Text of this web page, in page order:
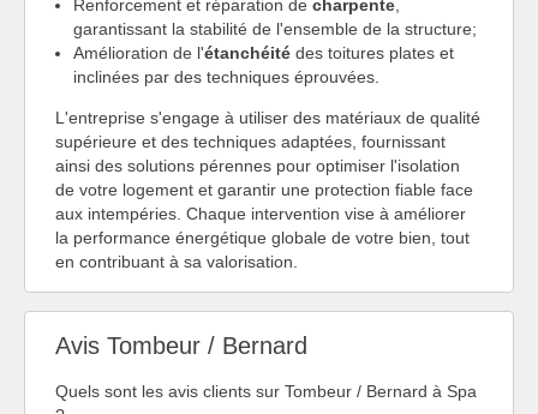
Renforcement et réparation de charpente
garantissant la stabilité de l'ensemble de la structure;
Amélioration de l'étanchéité des toitures plates et
inclinées par des techniques éprouvées.
L'entreprise s'engage à utiliser des matériaux de qualité
supérieure et des techniques adaptées, fournissant
ainsi des solutions pérennes pour optimiser l'isolation
de votre logement et garantir une protection fiable face
aux intempéries. Chaque intervention vise à améliorer
la performance énergétique globale de votre bien, tout
en contribuant à sa valorisation.
Avis Tombeur / Bernard
Quels sont les avis clients sur Tombeur / Bernard à Spa